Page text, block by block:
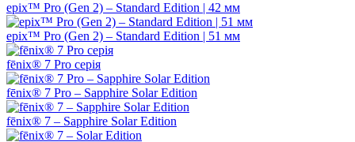
epix™ Pro (Gen 2) – Standard Edition | 42 мм
epix™ Pro (Gen 2) – Standard Edition | 51 мм
fēnix® 7 Pro серія
fēnix® 7 Pro – Sapphire Solar Edition
fēnix® 7 – Sapphire Solar Edition